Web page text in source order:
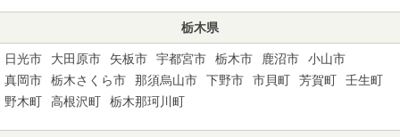
栃木県
日光市 大田原市 矢板市 宇都宮市 栃木市 鹿沼市
小山市
真岡市
栃木さくら市 那須烏山市 下野市 市貝町 芳賀町
壬生町
野木町
高根沢町 栃木那珂川町